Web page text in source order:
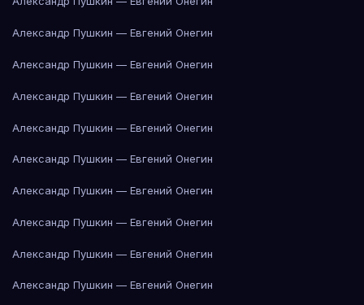
Александр Пушкин — Евгений Онегин
Александр Пушкин — Евгений Онегин
Александр Пушкин — Евгений Онегин
Александр Пушкин — Евгений Онегин
Александр Пушкин — Евгений Онегин
Александр Пушкин — Евгений Онегин
Александр Пушкин — Евгений Онегин
Александр Пушкин — Евгений Онегин
Александр Пушкин — Евгений Онегин